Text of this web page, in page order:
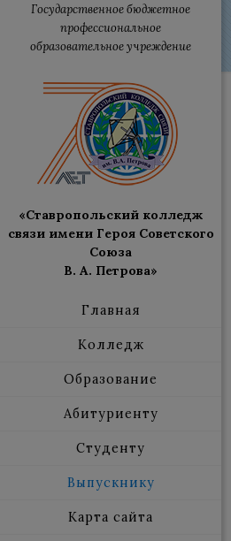
Государственное бюджетное
профессиональное
образовательное учреждение
«Ставропольский колледж
связи имени Героя Советского
Союза
В. А. Петрова»
Главная
Колледж
Образование
Абитуриенту
Студенту
Выпускнику
Карта сайта